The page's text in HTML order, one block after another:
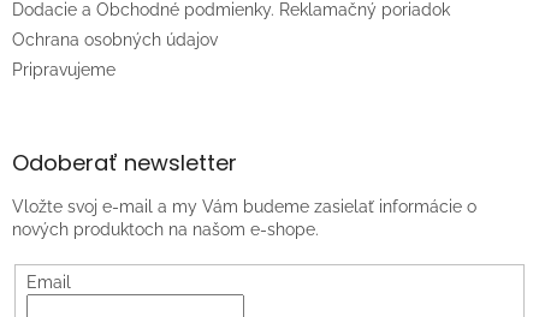
Dodacie a Obchodné podmienky. Reklamačný poriadok
Ochrana osobných údajov
Pripravujeme
Odoberať newsletter
Vložte svoj e-mail a my Vám budeme zasielať informácie o
nových produktoch na našom e-shope.
Email